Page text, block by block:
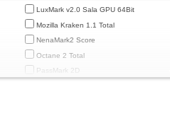
LuxMark v2.0 Sala GPU 64Bit
Mozilla Kraken 1.1 Total
NenaMark2 Score
Octane 2 Total
PassMark 2D